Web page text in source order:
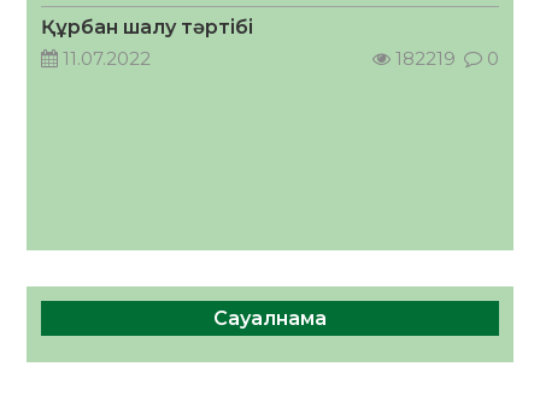
05.08.2026
Құрбан шалу тәртібі
11.07.2022
182219 0
Сауалнама